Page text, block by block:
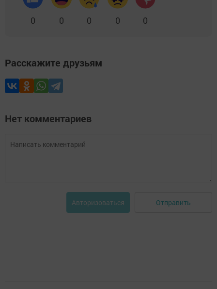
0 0 0 0 0
Расскажите друзьям
Нет комментариев
Авторизоваться Отправить